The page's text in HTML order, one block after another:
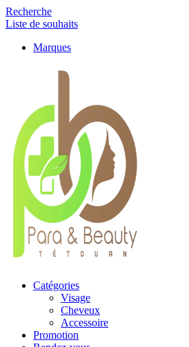
Recherche
Liste de souhaits
Marques
Catégories
Visage
Cheveux
Accessoire
Promotion